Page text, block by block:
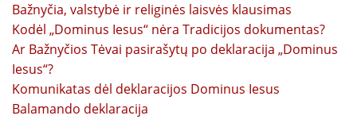
Bažnyčia, valstybė ir religinės laisvės klausimas
Kodėl „Dominus Iesus“ nėra Tradicijos dokumentas?
Ar Bažnyčios Tėvai pasirašytų po deklaracija „Dominus
Iesus“?
Komunikatas dėl deklaracijos Dominus Iesus
Balamando deklaracija